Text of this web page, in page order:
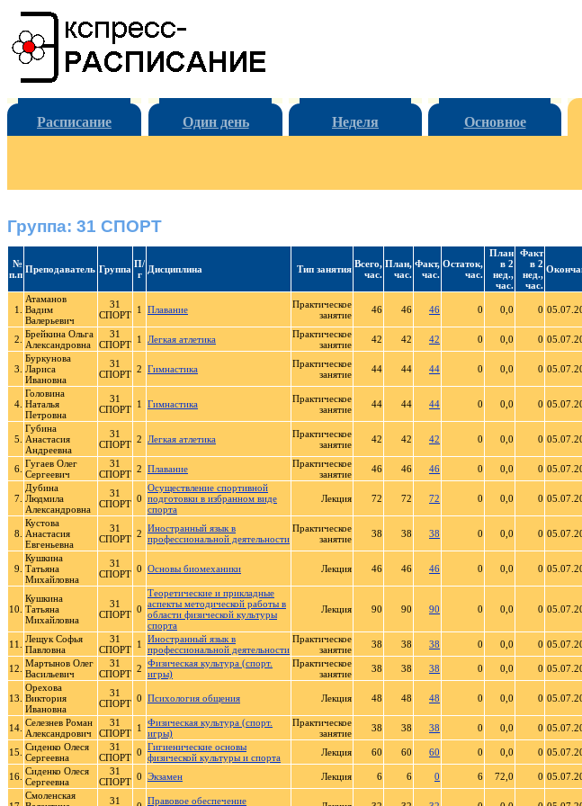
Расписание Один день Неделя Основное
Группа: 31 СПОРТ
№
п.п Преподаватель Группа П/
г
Дисциплина Тип занятия Всего,
час.
План,
час.
Факт,
час.
Остаток,
час.
План
в 2
нед.,
час.
Факт
в 2
нед.,
час.
1.
Атаманов
Вадим
Валерьевич
31
СПОРТ 1 Плавание
Практическое
занятие
46 46 46 0 0,0 0
2. Брейкина Ольга
Александровна
31
СПОРТ 1 Легкая атлетика
Практическое
занятие
42 42 42 0 0,0 0
3.
Буркунова
Лариса
Ивановна
31
СПОРТ 2 Гимнастика
Практическое
занятие
44 44 44 0 0,0 0
4.
Головина
Наталья
Петровна
31
СПОРТ 1 Гимнастика
Практическое
занятие
44 44 44 0 0,0 0
5.
Губина
Анастасия
Андреевна
31
СПОРТ 2 Легкая атлетика
Практическое
занятие
42 42 42 0 0,0 0
6. Гугаев Олег
Сергеевич
31
СПОРТ 2 Плавание
Практическое
занятие
46 46 46 0 0,0 0
7.
Дубина
Людмила
Александровна
31
СПОРТ 0
Осуществление спортивной
подготовки в избранном виде
спорта
Лекция 72 72 72 0 0,0 0
8.
Кустова
Анастасия
Евгеньевна
31
СПОРТ 2 Иностранный язык в
профессиональной деятельности
Практическое
занятие
38 38 38 0 0,0 0
9.
Кушкина
Татьяна
Михайловна
31
СПОРТ 0 Основы биомеханики Лекция 46 46 46 0 0,0 0
10.
Кушкина
Татьяна
Михайловна
31
СПОРТ 0
Теоретические и прикладные
аспекты методической работы в
области физической культуры
спорта
Лекция 90 90 90 0 0,0 0
11.
Лещук Софья
Павловна
31
СПОРТ 1
Иностранный язык в
профессиональной деятельности
Практическое
занятие
38 38 38 0 0,0 0
12. Мартынов Олег
Васильевич
31
СПОРТ 2 Физическая культура (спорт.
игры)
Практическое
занятие
38 38 38 0 0,0 0
13.
Орехова
Виктория
Ивановна
31
СПОРТ 0 Психология общения Лекция 48 48 48 0 0,0 0
14. Селезнев Роман
Александрович
31
СПОРТ 1
Физическая культура (спорт.
игры)
Практическое
занятие
38 38 38 0 0,0 0
15. Сиденко Олеся
Сергеевна
31
СПОРТ 0 Гигиенические основы
физической культуры и спорта
Лекция 60 60 60 0 0,0 0
16. Сиденко Олеся
Сергеевна
31
СПОРТ 0 Экзамен Лекция 6 6 0 6 72,0 0
Смоленская
31 Правовое обеспечение